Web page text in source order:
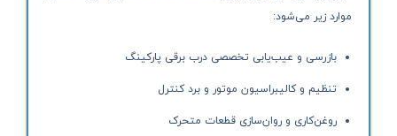
موارد زیر می‌شود:
بازرسی و عیب‌یابی تخصصی درب برقی پارکینگ
تنظیم و کالیبراسیون موتور و برد کنترل
روغن‌کاری و روان‌سازی قطعات متحرک